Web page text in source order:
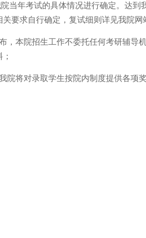
当年考试的具体情况进行确定。达到
要求自行确定，复试细则详见我院网
，本院招生工作不委托任何考研辅导
将对录取学生按院内制度提供各项奖